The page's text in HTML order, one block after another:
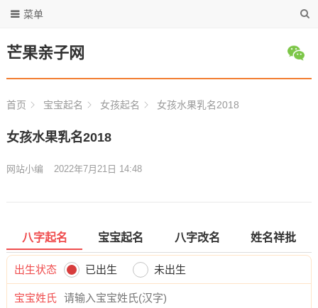
芒果亲子网
菜单
首页 宝宝起名 女孩起名 女孩水果乳名2018
女孩水果乳名2018
网站小编 2022年7月21日 14:48
八字起名 宝宝起名 八字改名 姓名祥批
出生状态 已出生 未出生
宝宝姓氏